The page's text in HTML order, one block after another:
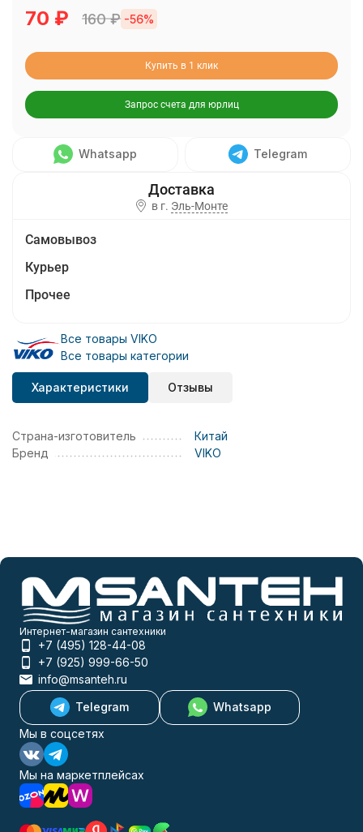
70 ₽ 160₽ -56%
Купить в 1 клик
Запрос счета для юрлиц
Whatsapp Telegram
в г. Эль-Монте
Самовывоз
Курьер
Прочее
Все товары VIKO
Все товары категории
Характеристики Отзывы
Страна-изготовитель
Китай
Бренд
VIKO
Интернет-магазин сантехники
+7 (495) 128-44-08
+7 (925) 999-66-50
info@msanteh.ru
Telegram
Whatsapp
Мы в соцсетях
Мы на маркетплейсах